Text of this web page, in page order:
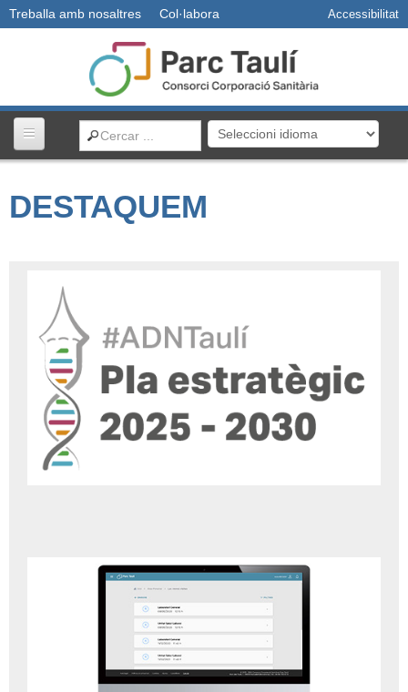
Accessibilitat
Col·labora
Treballa amb nosaltres
Professionals
Docència
R+D+I
Informació corporativa
Treballa amb nosaltres
DESTAQUEM